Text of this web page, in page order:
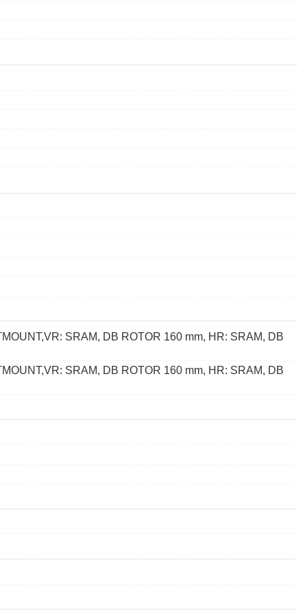
SRAM, DB ROTOR 160 mm, HR: SRAM, DB
SRAM, DB ROTOR 160 mm, HR: SRAM, DB